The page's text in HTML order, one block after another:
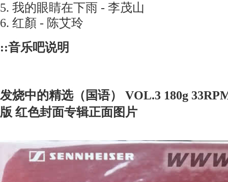
5. 我的眼睛在下雨 - 李茂山
6. 红顏 - 陈艾玲
::音乐吧说明
发烧中的精选（国语） VOL.3 180g
版 红色封面专辑正面图片